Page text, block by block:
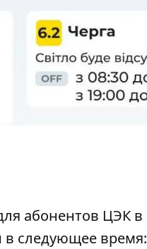
абонентов ЦЭК в
в следующее время: